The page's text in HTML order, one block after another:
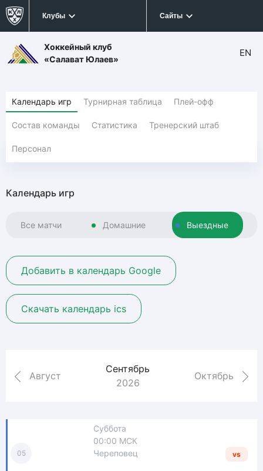
Клубы Сайты
Хоккейный клуб
«Салават Юлаев»
EN
Календарь игр Турнирная таблица Плей-офф
Состав команды Статистика Тренерский штаб
Персонал
Календарь игр
Все матчи Домашние Выездные
Добавить в календарь Google
Скачать календарь ics
Август
Сентябрь
2026
Октябрь
05
Суббота
00:00 МСК
Череповец
vs